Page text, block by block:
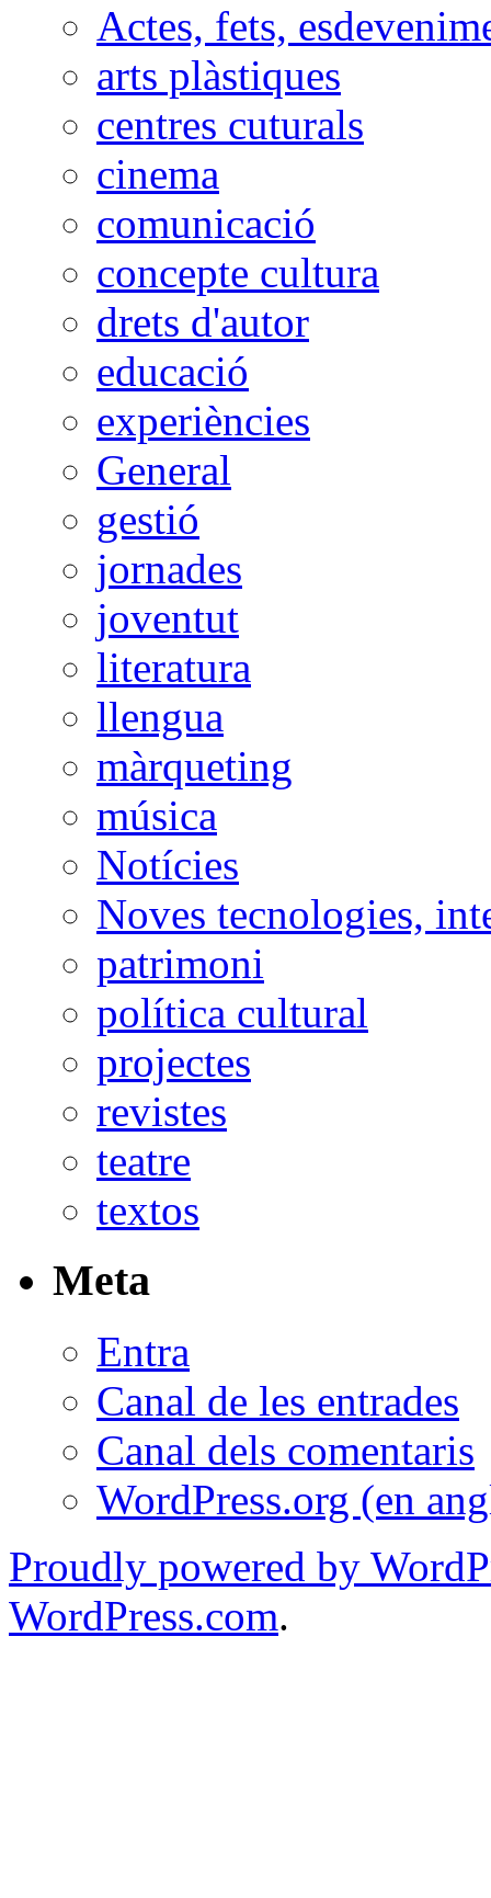
Actes, fets,
arts plàstiques
centres cuturals
cinema
comunicació
concepte cultura
drets d'autor
educació
experiències
General
gestió
jornades
joventut
literatura
llengua
màrqueting
música
Notícies
Noves tecnologies,
patrimoni
política cultural
projectes
revistes
teatre
textos
Meta
Entra
Canal de les entrades
Canal dels comentaris
WordPress.org (en
Proudly powered by
WordPress.com.